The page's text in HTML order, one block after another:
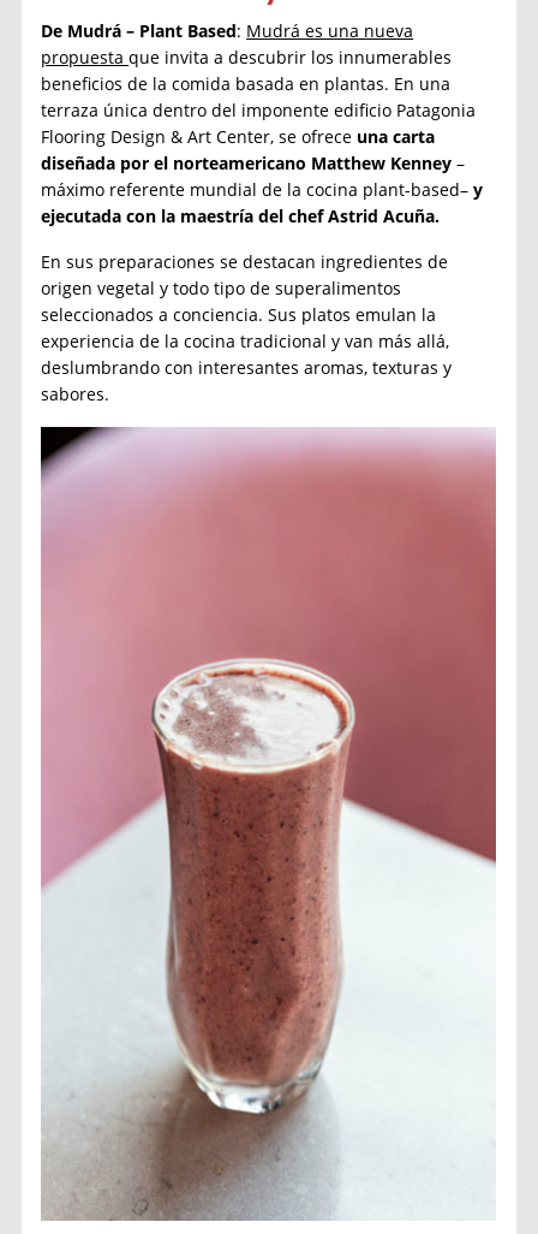
De Mudrá – Plant Based: Mudrá es una nueva
propuestaque invita a descubrir los innumerables
beneficios de la comida basada en plantas. En una
terraza única dentro del imponente edificio Patagonia
Flooring Design & Art Center, se ofrece una carta
diseñada por el norteamericano Matthew Kenney –
máximo referente mundial de la cocina plant-based–y
ejecutada con la maestría del chef Astrid Acuña.
En sus preparaciones se destacan ingredientes de
origen vegetal y todo tipo de superalimentos
seleccionados a conciencia. Sus platos emulan la
experiencia de la cocina tradicional y van más allá,
deslumbrando con interesantes aromas, texturas y
sabores.